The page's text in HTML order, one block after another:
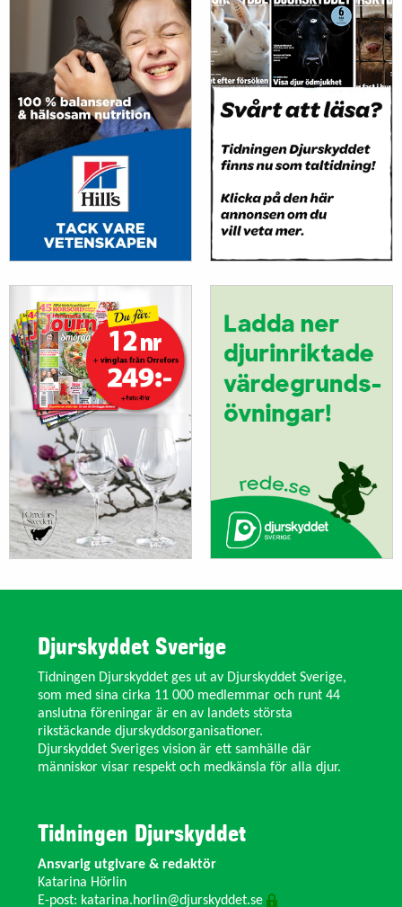
Djurskyddet Sverige
Tidningen Djurskyddet ges ut av Djurskyddet Sverige,
som med sina cirka 11 000 medlemmar och runt 44
anslutna föreningar är en av landets största
rikstäckande djurskyddsorganisationer.
Djurskyddet Sveriges vision är ett samhälle där
människor visar respekt och medkänsla för alla djur.
Tidningen Djurskyddet
Ansvarig utgivare & redaktör
Katarina Hörlin
E-post: katarina.horlin@djurskyddet.se